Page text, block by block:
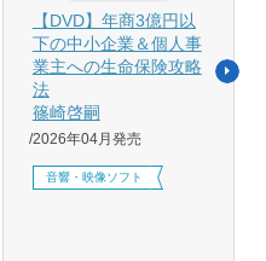
【DVD】年商3億円以
下の中小企業＆個人事
業主への生命保険攻略
法
篠崎啓嗣
2026年04月発売
音響・映像ソフト